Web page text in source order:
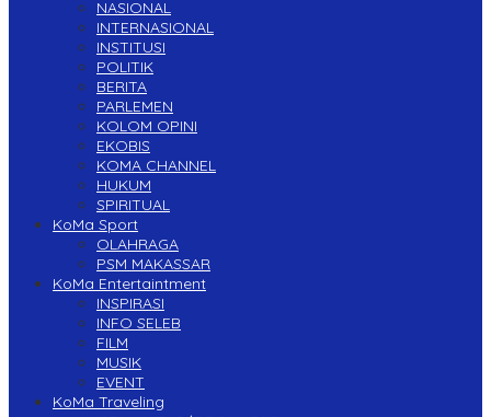
NASIONAL
INTERNASIONAL
INSTITUSI
POLITIK
BERITA
PARLEMEN
KOLOM OPINI
EKOBIS
KOMA CHANNEL
HUKUM
SPIRITUAL
KoMa Sport
OLAHRAGA
PSM MAKASSAR
KoMa Entertaintment
INSPIRASI
INFO SELEB
FILM
MUSIK
EVENT
KoMa Traveling